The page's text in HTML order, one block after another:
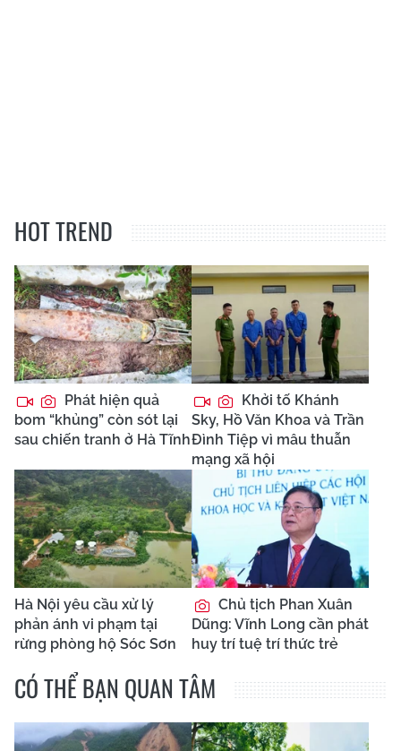
HOT TREND
Phát hiện quả
bom “khủng” còn sót lại
sau chiến tranh ở Hà Tĩnh
Khởi tố Khánh
Sky, Hồ Văn Khoa và Trần
Đình Tiệp vì mâu thuẫn
mạng xã hội
Hà Nội yêu cầu xử lý
phản ánh vi phạm tại
rừng phòng hộ Sóc Sơn
Chủ tịch Phan Xuân
Dũng: Vĩnh Long cần phát
huy trí tuệ trí thức trẻ
CÓ THỂ BẠN QUAN TÂM